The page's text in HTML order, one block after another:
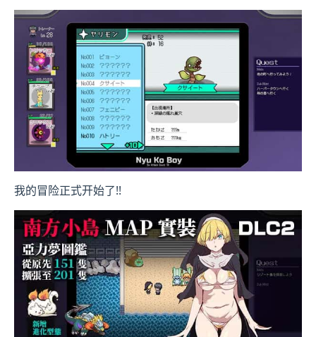
我的冒险正式开始了!!